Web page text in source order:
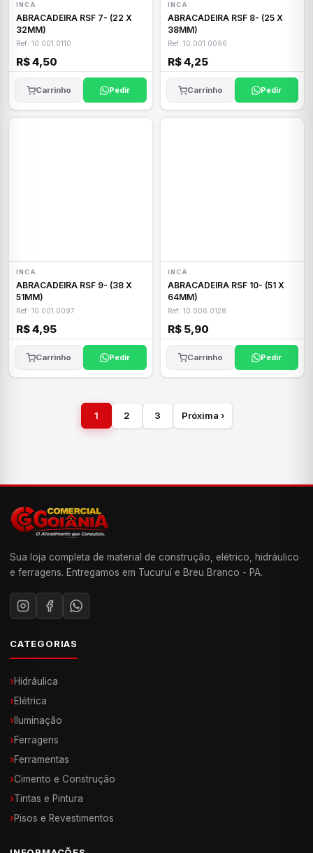
INCA
ABRACADEIRA RSF 7- (22 X
32MM)
Ref: 10.001.0110
R$ 4,50
Carrinho Pedir
INCA
ABRACADEIRA RSF 8- (25 X
38MM)
Ref: 10.001.0096
R$ 4,25
Carrinho Pedir
INCA
ABRACADEIRA RSF 9- (38 X
51MM)
Ref: 10.001.0097
R$ 4,95
Carrinho Pedir
INCA
ABRACADEIRA RSF 10- (51 X
64MM)
Ref: 10.006.0128
R$ 5,90
Carrinho Pedir
1 2 3 Próxima ›
Sua loja completa de material de construção, elétrico, hidráulico
e ferragens. Entregamos em Tucuruí e Breu Branco - PA.
CATEGORIAS
›Hidráulica
›Elétrica
› Iluminação
›Ferragens
›Ferramentas
›Cimento e Construção
›Tintas e Pintura
›Pisos e Revestimentos